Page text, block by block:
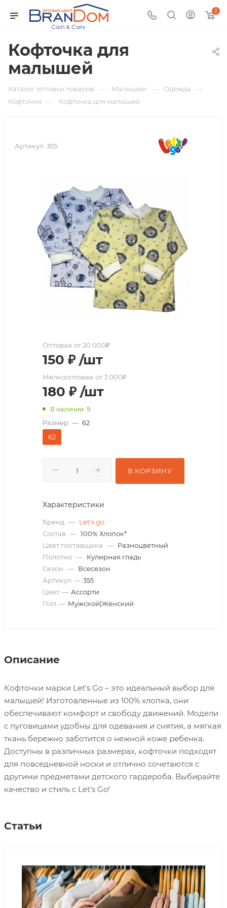
0
Кофточка для
малышей
Каталог оптовых товаров — Малышам — Одежда —
Кофточки — Кофточка для малышей
Артикул: 355
Оптовая от 20 000₽
150 ₽ /шт
Мелкооптовая от 3 000₽
180 ₽ /шт
В наличии: 9
Размер — 62
62
В КОРЗИНУ
Характеристики
Бренд — Let's go
Состав — 100% Хлопок*
Цвет поставщика — Разноцветный
Полотно — Кулирная гладь
Сезон — Всесезон
Артикул — 355
Цвет — Ассорти
Пол — Мужской|Женский
Описание
Кофточки марки Let's Go – это идеальный выбор для
малышей! Изготовленные из 100% хлопка, они
обеспечивают комфорт и свободу движений. Модели
с пуговицами удобны для одевания и снятия, а мягкая
ткань бережно заботится о нежной коже ребенка.
Доступны в различных размерах, кофточки подходят
для повседневной носки и отлично сочетаются с
другими предметами детского гардероба. Выбирайте
качество и стиль с Let's Go!
Статьи